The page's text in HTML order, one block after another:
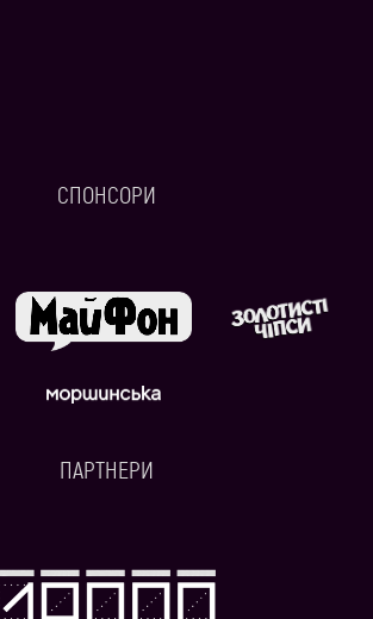
СПОНСОРИ
ПАРТНЕРИ